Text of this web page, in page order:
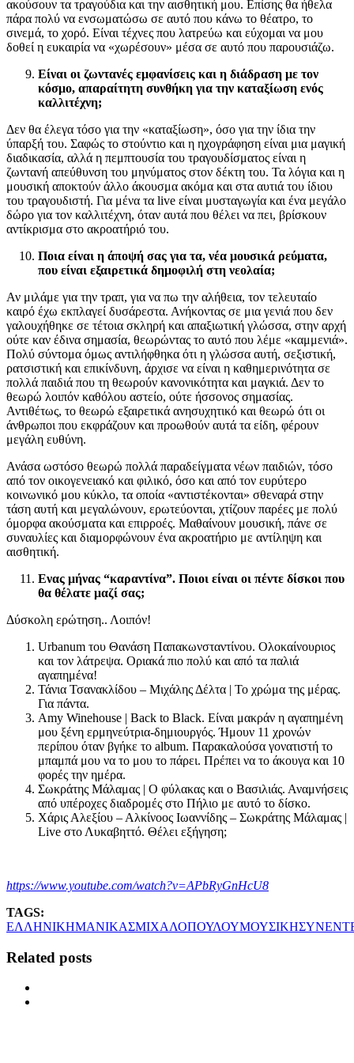
ακούσουν τα τραγούδια και την αισθητική μου. Επίσης θα ήθελα
πάρα πολύ να ενσωματώσω σε αυτό που κάνω το θέατρο, το
σινεμά, το χορό. Είναι τέχνες που λατρεύω και εύχομαι να μου
δοθεί η ευκαιρία να «χωρέσουν» μέσα σε αυτό που παρουσιάζω.
Είναι οι ζωντανές εμφανίσεις και η διάδραση με τον
κόσμο, απαραίτητη συνθήκη για την καταξίωση ενός
καλλιτέχνη;
Δεν θα έλεγα τόσο για την «καταξίωση», όσο για την ίδια την
ύπαρξή του. Σαφώς το στούντιο και η ηχογράφηση είναι μια μαγική
διαδικασία, αλλά η πεμπτουσία του τραγουδίσματος είναι η
ζωντανή απεύθυνση του μηνύματος στον δέκτη του. Τα λόγια και η
μουσική αποκτούν άλλο άκουσμα ακόμα και στα αυτιά του ίδιου
του τραγουδιστή. Για μένα τα live είναι μυσταγωγία και ένα μεγάλο
δώρο για τον καλλιτέχνη, όταν αυτά που θέλει να πει, βρίσκουν
αντίκρισμα στο ακροατήριό του.
Ποια είναι η άποψή σας για τα, νέα μουσικά ρεύματα,
που είναι εξαιρετικά δημοφιλή στη νεολαία;
Αν μιλάμε για την τραπ, για να πω την αλήθεια, τον τελευταίο
καιρό έχω εκπλαγεί δυσάρεστα. Ανήκοντας σε μια γενιά που δεν
γαλουχήθηκε σε τέτοια σκληρή και απαξιωτική γλώσσα, στην αρχή
ούτε καν έδινα σημασία, θεωρώντας το αυτό που λέμε «καμμενιά».
Πολύ σύντομα όμως αντιλήφθηκα ότι η γλώσσα αυτή, σεξιστική,
ρατσιστική και επικίνδυνη, άρχισε να είναι η καθημερινότητα σε
πολλά παιδιά που τη θεωρούν κανονικότητα και μαγκιά. Δεν το
θεωρώ λοιπόν καθόλου αστείο, ούτε ήσσονος σημασίας.
Αντιθέτως, το θεωρώ εξαιρετικά ανησυχητικό και θεωρώ ότι οι
άνθρωποι που εκφράζουν και προωθούν αυτά τα είδη, φέρουν
μεγάλη ευθύνη.
Ανάσα ωστόσο θεωρώ πολλά παραδείγματα νέων παιδιών, τόσο
από τον οικογενειακό και φιλικό, όσο και από τον ευρύτερο
κοινωνικό μου κύκλο, τα οποία «αντιστέκονται» σθεναρά στην
τάση αυτή και μεγαλώνουν, ερωτεύονται, χτίζουν παρέες με πολύ
όμορφα ακούσματα και επιρροές. Μαθαίνουν μουσική, πάνε σε
συναυλίες και διαμορφώνουν ένα ακροατήριο με αντίληψη και
αισθητική.
Ενας μήνας “καραντίνα”. Ποιοι είναι οι πέντε δίσκοι που
θα θέλατε μαζί σας;
Δύσκολη ερώτηση.. Λοιπόν!
Urbanum του Θανάση Παπακωνσταντίνου. Ολοκαίνουριος
και τον λάτρεψα. Οριακά πιο πολύ και από τα παλιά
αγαπημένα!
Τάνια Τσανακλίδου – Μιχάλης Δέλτα | Το χρώμα της μέρας.
Για πάντα.
Amy Winehouse | Back to Black. Είναι μακράν η αγαπημένη
μου ξένη ερμηνεύτρια-δημιουργός. Ήμουν 11 χρονών
περίπου όταν βγήκε το album. Παρακαλούσα γονατιστή το
μπαμπά μου να το μου το πάρει. Πρέπει να το άκουγα και 10
φορές την ημέρα.
Σωκράτης Μάλαμας | Ο φύλακας και ο Βασιλιάς. Αναμνήσεις
από υπέροχες διαδρομές στο Πήλιο με αυτό το δίσκο.
Χάρις Αλεξίου – Αλκίνοος Ιωαννίδης – Σωκράτης Μάλαμας |
Live στο Λυκαβηττό. Θέλει εξήγηση;
https://www.youtube.com/watch?v=APbRyGnHcU8
TAGS:
ΕΛΛΗΝΙΚΗΜΑΝΙΚΑΣΜΙΧΑΛΟΠΟΥΛΟΥΜΟΥΣΙΚΗ
Related posts